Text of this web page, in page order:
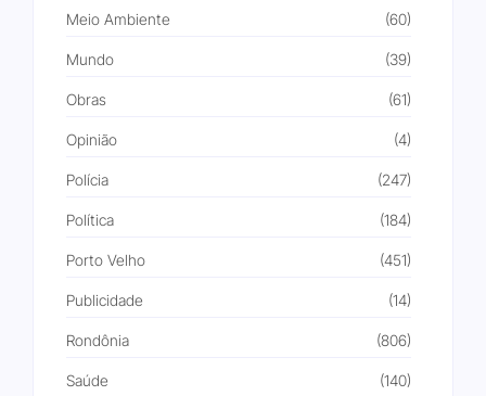
Meio Ambiente (60)
Mundo (39)
Obras (61)
Opinião (4)
Polícia (247)
Política (184)
Porto Velho (451)
Publicidade (14)
Rondônia (806)
Saúde (140)